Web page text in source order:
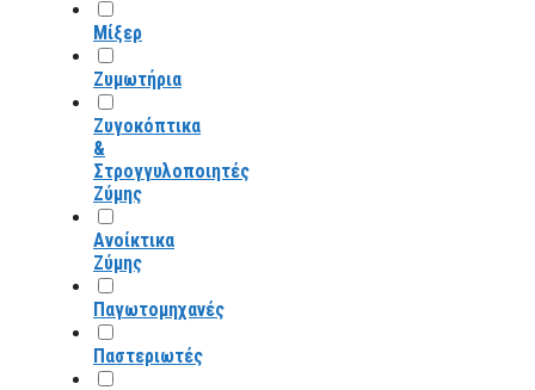
Μίξερ
Ζυμωτήρια
Ζυγοκόπτικα
&
Στρογγυλοποιητές
Ζύμης
Ανοίκτικα
Ζύμης
Παγωτομηχανές
Παστεριωτές